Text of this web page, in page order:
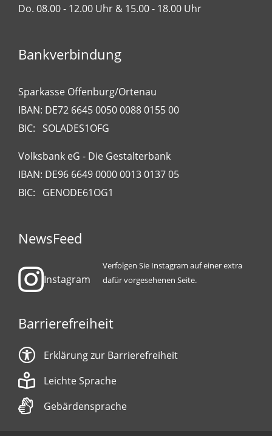
Do. 08.00 - 12.00 Uhr & 15.00 - 18.00 Uhr
Bankverbindung
Sparkasse Offenburg/Ortenau
IBAN: DE72 6645 0050 0088 0155 00
BIC: SOLADES1OFG
Volksbank eG - Die Gestalterbank
IBAN: DE96 6649 0000 0013 0137 05
BIC: GENODE61OG1
NewsFeed
Instagram
Verfolgen Sie Instagram auf einer extra
dafür vorgesehenen Seite.
Barrierefreiheit
Erklärung zur Barrierefreiheit
Leichte Sprache
Gebärdensprache